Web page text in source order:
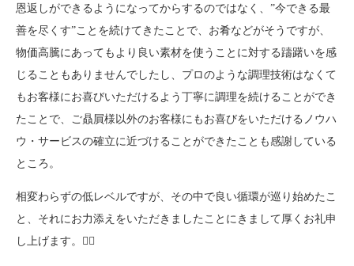
恩返しができるようになってからするのではなく、”今できる最
善を尽くす”ことを続けてきたことで、お肴などがそうですが、
物価高騰にあってもより良い素材を使うことに対する躊躇いを感
じることもありませんでしたし、プロのような調理技術はなくて
もお客様にお喜びいただけるよう丁寧に調理を続けることができ
たことで、ご贔屓様以外のお客様にもお喜びをいただけるノウハ
ウ・サービスの確立に近づけることができたことも感謝している
ところ。
相変わらずの低レベルですが、その中で良い循環が巡り始めたこ
と、それにお力添えをいただきましたことにきまして厚くお礼申
し上げます。🙇‍♀️